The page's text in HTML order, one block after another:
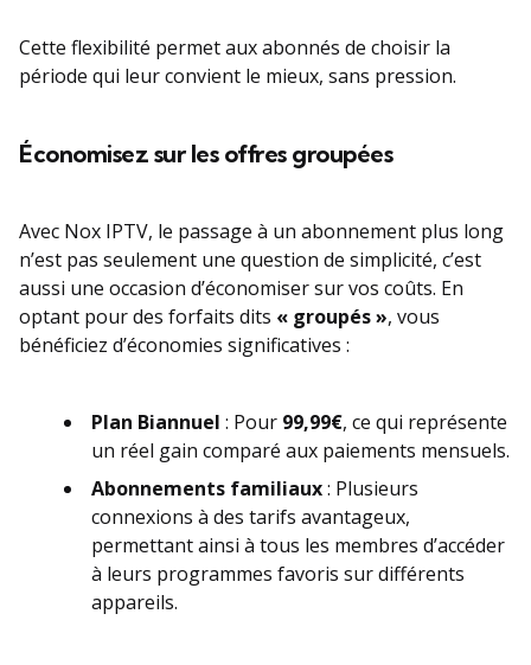
Cette flexibilité permet aux abonnés de choisir la
période qui leur convient le mieux, sans pression.
Économisez sur les offres groupées
Avec Nox IPTV, le passage à un abonnement plus long
n’est pas seulement une question de simplicité, c’est
aussi une occasion d’économiser sur vos coûts. En
optant pour des forfaits dits « groupés », vous
bénéficiez d’économies significatives :
Plan Biannuel : Pour 99,99€, ce qui représente
un réel gain comparé aux paiements mensuels.
Abonnements familiaux: Plusieurs
connexions à des tarifs avantageux,
permettant ainsi à tous les membres d’accéder
à leurs programmes favoris sur différents
appareils.